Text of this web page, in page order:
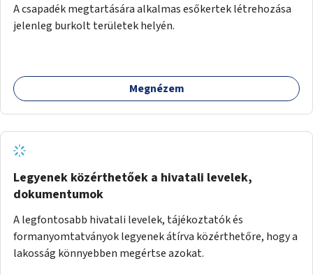
A csapadék megtartására alkalmas esőkertek létrehozása
jelenleg burkolt területek helyén.
Megnézem
Legyenek közérthetőek a hivatali levelek,
dokumentumok
A legfontosabb hivatali levelek, tájékoztatók és
formanyomtatványok legyenek átírva közérthetőre, hogy a
lakosság könnyebben megértse azokat.